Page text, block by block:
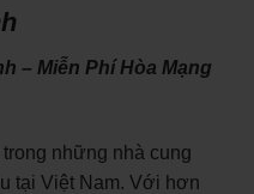
– Miễn Phí Hòa Mạng
những nhà cung
tại Việt Nam. Với hơn